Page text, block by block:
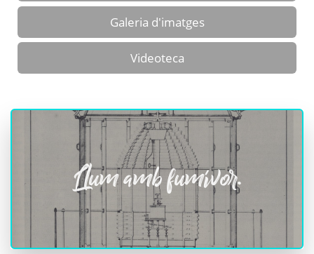
Galeria d'imatges
Videoteca
Llum amb fumívor.